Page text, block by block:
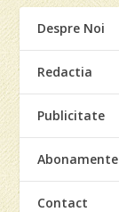
Despre Noi
Redactia
Publicitate
Abonamente
Contact